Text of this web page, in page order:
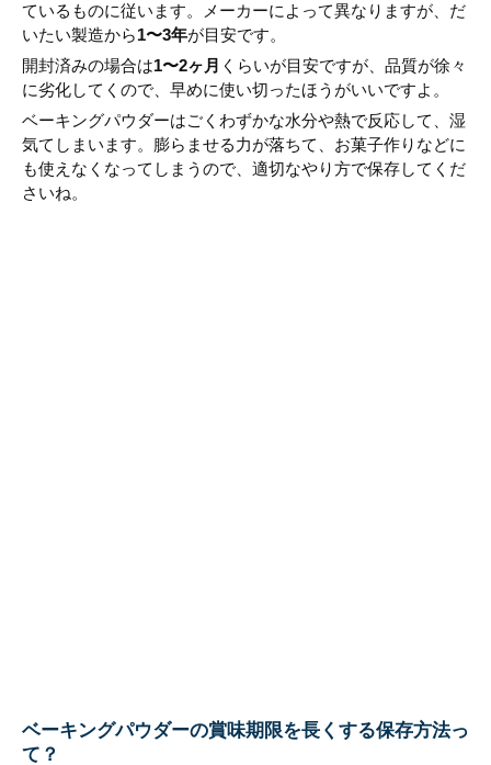
ているものに従います。メーカーによって異なりますが、だ
いたい製造から1〜3年が目安です。
開封済みの場合は1〜2ヶ月 くらいが目安ですが、品質が徐々
に劣化してくので、早めに使い切ったほうがいいですよ。
ベーキングパウダーはごくわずかな水分や熱で反応して、湿
気てしまいます。膨らませる力が落ちて、お菓子作りなどに
も使えなくなってしまうので、適切なやり方で保存してくだ
さいね。
ベーキングパウダーの賞味期限を長くする保存方法っ
て？